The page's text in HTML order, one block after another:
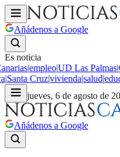
Añádenos a Google
Es noticia
|empleo|UD Las Palmas|
Cruz|vivienda|salud|
jueves, 6 de agosto de
Añádenos a Google